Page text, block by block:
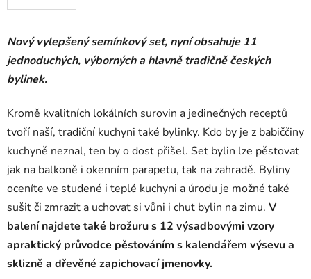
Nový vylepšený semínkový set, nyní obsahuje 11
jednoduchých, výborných a hlavně tradičně českých
bylinek.
Kromě kvalitních lokálních surovin a jedinečných receptů
tvoří naší, tradiční kuchyni také bylinky. Kdo by je z babiččiny
kuchyně neznal, ten by o dost přišel. Set bylin lze pěstovat
jak na balkoně i okenním parapetu, tak na zahradě. Byliny
oceníte ve studené i teplé kuchyni a úrodu je možné také
sušit či zmrazit a uchovat si vůni i chuť bylin na zimu. V
balení najdete také brožuru s 12 výsadbovými vzory
apraktický průvodce pěstováním s kalendářem výsevu a
sklizně a dřevěné zapichovací jmenovky.